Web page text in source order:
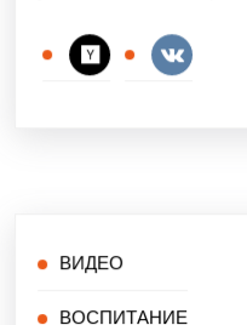
ВИДЕО
ВОСПИТАНИЕ